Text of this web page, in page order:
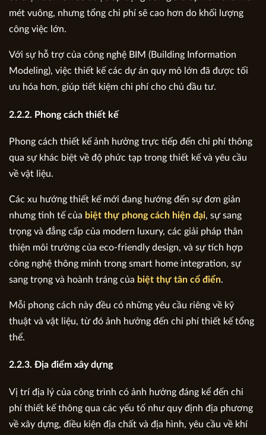
mét vuông, nhưng tổng chi phí sẽ cao hơn do khối lượng
công việc lớn.
Với sự hỗ trợ của công nghệ BIM (Building Information
Modeling), việc thiết kế các dự án quy mô lớn đã được tối
ưu hóa hơn, giúp tiết kiệm chi phí cho chủ đầu tư.
2.2.2. Phong cách thiết kế
Phong cách thiết kế ảnh hưởng trực tiếp đến chi phí thông
qua sự khác biệt về độ phức tạp trong thiết kế và yêu cầu
về vật liệu.
Các xu hướng thiết kế mới đang hướng đến sự đơn giản
nhưng tinh tế của biệt thự phong cách hiện đại, sự sang
trọng và đẳng cấp của modern luxury, các giải pháp thân
thiện môi trường của eco-friendly design, và sự tích hợp
công nghệ thông minh trong smart home integration, sự
sang trọng và hoành tráng của biệt thự tân cổ điển.
Mỗi phong cách này đều có những yêu cầu riêng về kỹ
thuật và vật liệu, từ đó ảnh hưởng đến chi phí thiết kế tổng
thể.
2.2.3. Địa điểm xây dựng
Vị trí địa lý của công trình có ảnh hưởng đáng kể đến chi
phí thiết kế thông qua các yếu tố như quy định địa phương
về xây dựng, điều kiện địa chất và địa hình, yêu cầu về khí